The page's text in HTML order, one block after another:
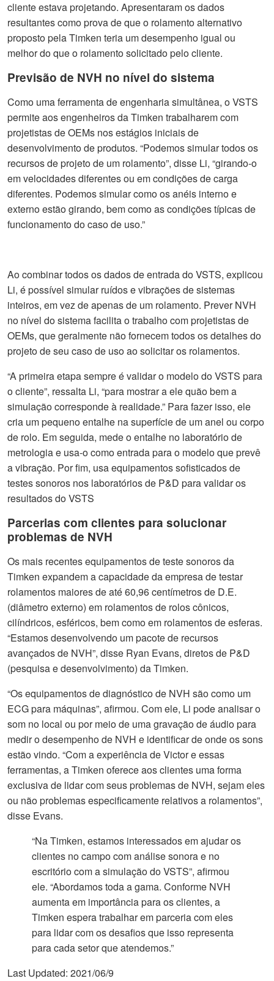
cliente estava projetando. Apresentaram os dados
resultantes como prova de que o rolamento alternativo
proposto pela Timken teria um desempenho igual ou
melhor do que o rolamento solicitado pelo cliente.
Previsão de NVH no nível do sistema
Como uma ferramenta de engenharia simultânea, o VSTS
permite aos engenheiros da Timken trabalharem com
projetistas de OEMs nos estágios iniciais de
desenvolvimento de produtos. “Podemos simular todos os
recursos de projeto de um rolamento”, disse Li, “girando-o
em velocidades diferentes ou em condições de carga
diferentes. Podemos simular como os anéis interno e
externo estão girando, bem como as condições típicas de
funcionamento do caso de uso.”
Ao combinar todos os dados de entrada do VSTS, explicou
Li, é possível simular ruídos e vibrações de sistemas
inteiros, em vez de apenas de um rolamento. Prever NVH
no nível do sistema facilita o trabalho com projetistas de
OEMs, que geralmente não fornecem todos os detalhes do
projeto de seu caso de uso ao solicitar os rolamentos.
“A primeira etapa sempre é validar o modelo do VSTS para
o cliente”, ressalta Li, “para mostrar a ele quão bem a
simulação corresponde à realidade.” Para fazer isso, ele
cria um pequeno entalhe na superfície de um anel ou corpo
de rolo. Em seguida, mede o entalhe no laboratório de
metrologia e usa-o como entrada para o modelo que prevê
a vibração. Por fim, usa equipamentos sofisticados de
testes sonoros nos laboratórios de P&D para validar os
resultados do VSTS
Parcerias com clientes para solucionar
problemas de NVH
Os mais recentes equipamentos de teste sonoros da
Timken expandem a capacidade da empresa de testar
rolamentos maiores de até 60,96 centímetros de D.E.
(diâmetro externo) em rolamentos de rolos cônicos,
cilíndricos, esféricos, bem como em rolamentos de esferas.
“Estamos desenvolvendo um pacote de recursos
avançados de NVH”, disse Ryan Evans, diretos de P&D
(pesquisa e desenvolvimento) da Timken.
“Os equipamentos de diagnóstico de NVH são como um
ECG para máquinas”, afirmou. Com ele, Li pode analisar o
som no local ou por meio de uma gravação de áudio para
medir o desempenho de NVH e identificar de onde os sons
estão vindo. “Com a experiência de Victor e essas
ferramentas, a Timken oferece aos clientes uma forma
exclusiva de lidar com seus problemas de NVH, sejam eles
ou não problemas especificamente relativos a rolamentos”,
disse Evans.
“Na Timken, estamos interessados em ajudar os
clientes no campo com análise sonora e no
escritório com a simulação do VSTS”, afirmou
ele. “Abordamos toda a gama. Conforme NVH
aumenta em importância para os clientes, a
Timken espera trabalhar em parceria com eles
para lidar com os desafios que isso representa
para cada setor que atendemos.”
Last Updated: 2021/06/9